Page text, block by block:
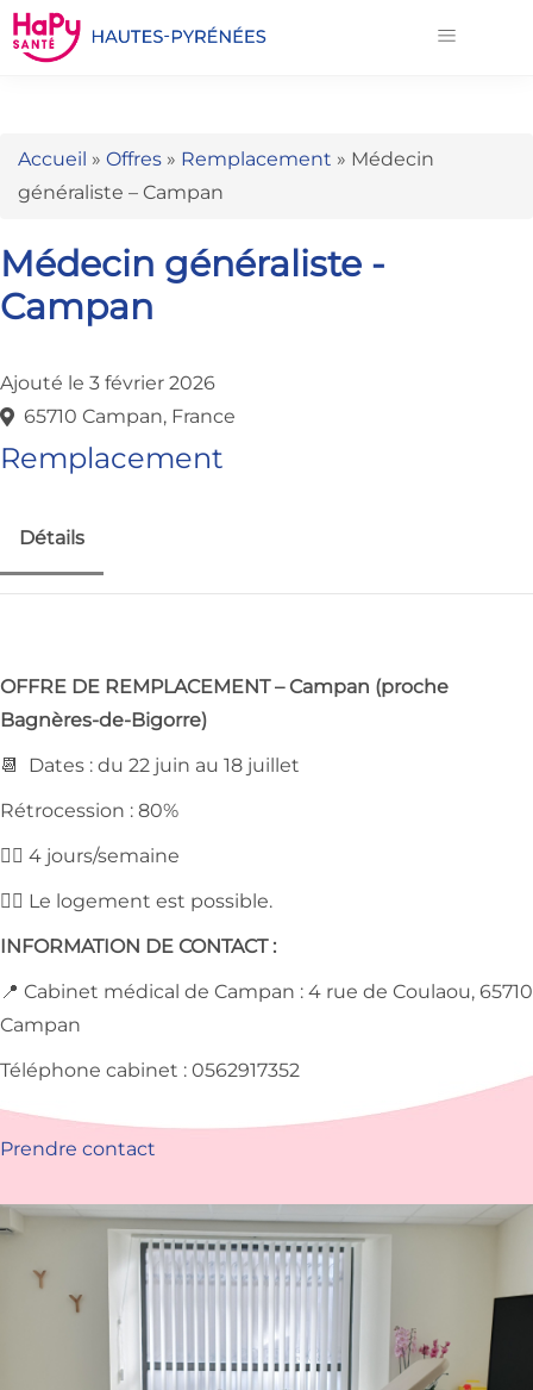
Accueil » Offres » Remplacement » Médecin
généraliste – Campan
Médecin généraliste -
Campan
Ajouté le 3 février 2026
65710 Campan, France
Remplacement
Détails
OFFRE DE REMPLACEMENT – Campan (proche
Bagnères-de-Bigorre)
📆 Dates : du 22 juin au 18 juillet
Rétrocession : 80%
👉🏻 4 jours/semaine
👉🏻 Le logement est possible.
INFORMATION DE CONTACT :
📍 Cabinet médical de Campan : 4 rue de Coulaou, 65710
Campan
Téléphone cabinet : 0562917352
Prendre contact